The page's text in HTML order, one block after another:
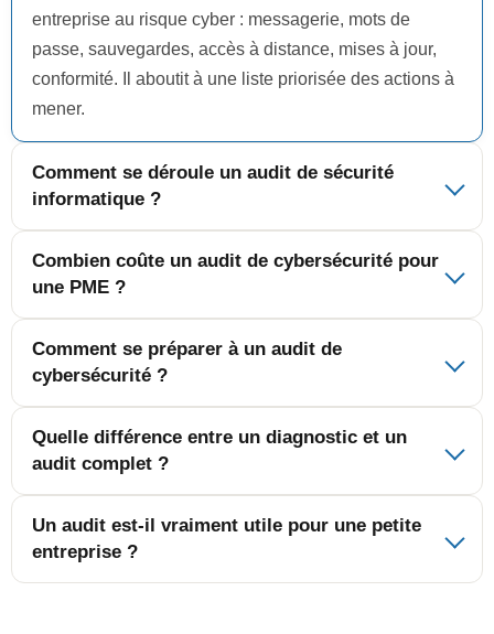
entreprise au risque cyber : messagerie, mots de
passe, sauvegardes, accès à distance, mises à jour,
conformité. Il aboutit à une liste priorisée des actions à
mener.
Comment se déroule un audit de sécurité
informatique ?
Combien coûte un audit de cybersécurité pour
une PME ?
Comment se préparer à un audit de
cybersécurité ?
Quelle différence entre un diagnostic et un
audit complet ?
Un audit est-il vraiment utile pour une petite
entreprise ?